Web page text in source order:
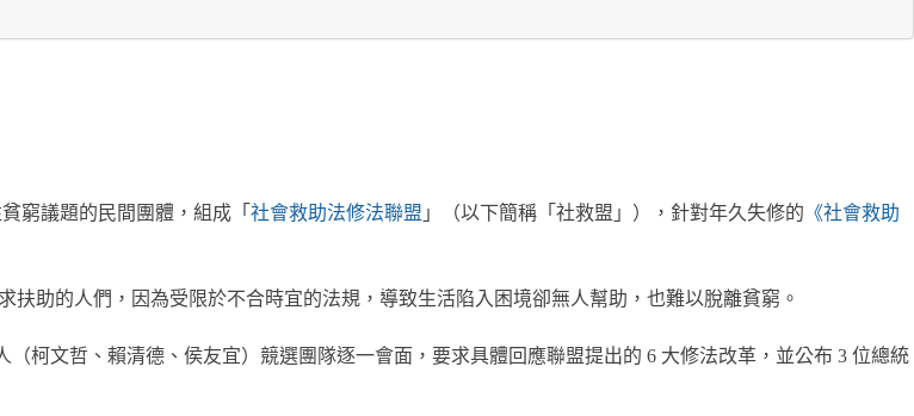
窮議題的民間團體，組成「 社會救助法修法聯盟 」（以下簡稱「社救盟」），針對年久失修的 《社會救助
助的人們，因為受限於不合時宜的法規，導致生活陷入困境卻無人幫助，也難以脫離貧窮。
（柯文哲、賴清德、侯友宜）競選團隊逐一會面，要求具體回應聯盟提出的 6 大修法改革，並公布 3 位總統